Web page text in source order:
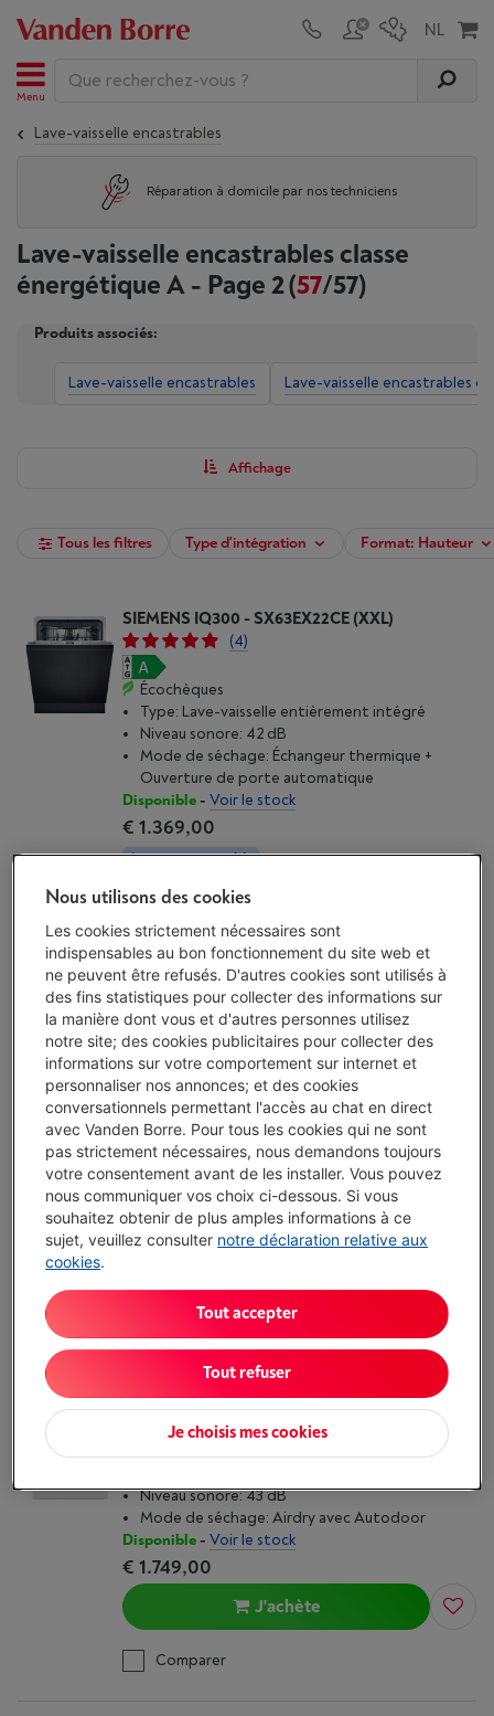
Menu
Lave-vaisselle encastrables
Réparation à domicile par nos techniciens
Lave-vaisselle encastrables classe
énergétique A - Page 2(57/57)
Produits associés:
Lave-vaisselle encastrables Lave-vaisselle encastrables
Affichage
Tous les filtres Type d'intégration Format: Hauteur
SIEMENS IQ300 - SX63EX22CE (XXL)
(4)
Écochèques
Type: Lave-vaisselle entièrement intégré
Niveau sonore: 42 dB
Mode de séchage: Échangeur thermique +
Ouverture de porte automatique
Disponible- Voir le stock
€ 1.369,00
Action encastrable
Comparer
SIEMENS SN65YX06CE
Écochèques
Type: Lave-vaisselle entièrement intégré
Niveau sonore: 44 dB
Mode de séchage: Zéolithe + Échangeur
thermique + Ouverture de porte automatique
Disponible-Voir le stock
€ 1.389,00
Action encastrable
J'achète
Comparer
MIELE G 7080 SCVI AUTODOS EDST
Niveau sonore: 43 dB
Mode de séchage: Airdry avec Autodoor
Disponible- Voir le stock
€ 1.749,00
J'achète
Comparer
Nous utilisons des cookies
Les cookies strictement nécessaires sont
indispensables au bon fonctionnement du site web et
ne peuvent être refusés. D'autres cookies sont utilisés à
des fins statistiques pour collecter des informations sur
la manière dont vous et d'autres personnes utilisez
notre site; des cookies publicitaires pour collecter des
informations sur votre comportement sur internet et
personnaliser nos annonces; et des cookies
conversationnels permettant l'accès au chat en direct
avec Vanden Borre. Pour tous les cookies qui ne sont
pas strictement nécessaires, nous demandons toujours
votre consentement avant de les installer. Vous pouvez
nous communiquer vos choix ci-dessous. Si vous
souhaitez obtenir de plus amples informations à ce
sujet, veuillez consulter notre déclaration relative aux
cookies.
Je choisis mes cookies
Tout refuser
Tout accepter